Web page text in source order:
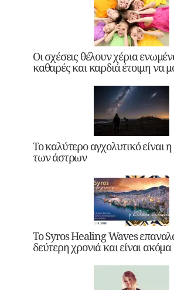
Οι σχέσεις θέλουν χέρια
καθαρές και καρδιά έτοιμη να
Το καλύτερο αγχολυτικό είναι
των άστρων
Το Syros Healing Waves
δεύτερη χρονιά και είναι